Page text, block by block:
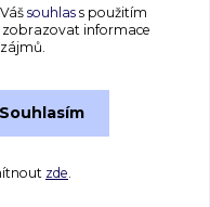
rychle.cz
souhlass použitím
zobrazovat informace
Souhlasím
zde